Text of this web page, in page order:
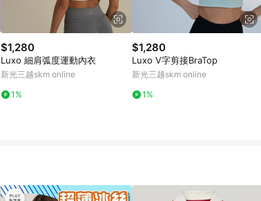
$1,280
Luxo 細肩弧度運動內衣
新光三越skm online
1%
$1,280
Luxo V字剪接BraTop
新光三越skm online
1%